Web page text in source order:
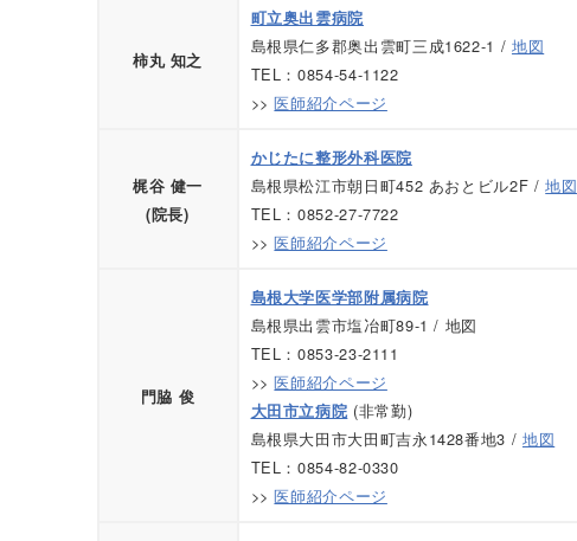
柿丸 知之
町立奥出雲病院
島根県仁多郡奥出雲町三成1622-1 / 地図
TEL：0854-54-1122
>>医師紹介ページ
梶谷 健一
(院長)
かじたに整形外科医院
島根県松江市朝日町452 あおとビル2F /地図
TEL：0852-27-7722
>>医師紹介ページ
門脇 俊
島根大学医学部附属病院
島根県出雲市塩冶町89-1 / 地図
TEL：0853-23-2111
>>医師紹介ページ
大田市立病院 (非常勤)
島根県大田市大田町吉永1428番地3 / 地図
TEL：0854-82-0330
>>医師紹介ページ